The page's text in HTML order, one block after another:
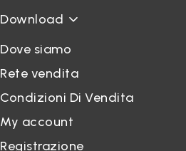
Download
Dove siamo
Rete vendita
Condizioni Di Vendita
My account
Registrazione